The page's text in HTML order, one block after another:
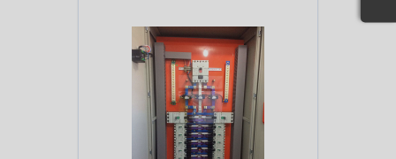
falhas no sistema, facilitando a manutenção
e a resolução de problemas.
Sincronização: Em sistemas com múltiplos
geradores, permite a sincronização para
garantir uma distribuição equilibrada de